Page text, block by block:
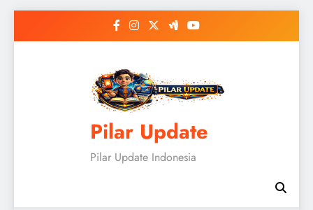
Pilar Update
Pilar Update Indonesia